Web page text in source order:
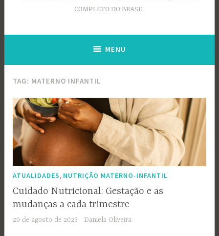
COMPLETO DO BRASIL
MENU
TAG: MATERNO INFANTIL
ATUALIDADES, NUTRIÇÃO MATERNO-INFANTIL
Cuidado Nutricional: Gestação e as
mudanças a cada trimestre
29 de agosto de 2023 Daniela Oliveira